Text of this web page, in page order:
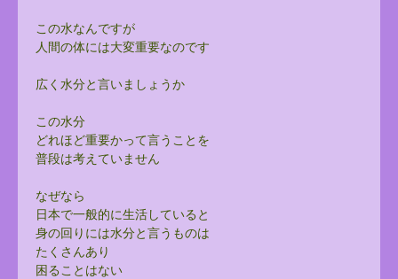
この水なんですが
人間の体には大変重要なのです
広く水分と言いましょうか
この水分
どれほど重要かって言うことを
普段は考えていません
なぜなら
日本で一般的に生活していると
身の回りには水分と言うものは
たくさんあり
困ることはない